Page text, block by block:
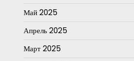
Май 2025
Апрель 2025
Март 2025